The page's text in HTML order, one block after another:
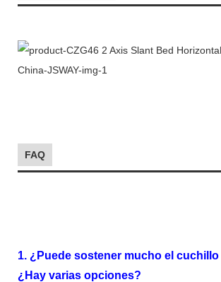
FAQ
1. ¿Puede sostener mucho el
¿Hay varias opciones?